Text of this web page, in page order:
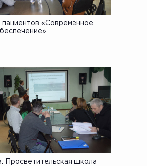
пациентов «Современное
Просветительская школа